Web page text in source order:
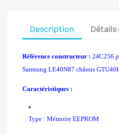
Description
Référence constructeur : 24C256
Samsung LE40N87 châssis
Caractéristiques :
Type : Mémoire EEPROM